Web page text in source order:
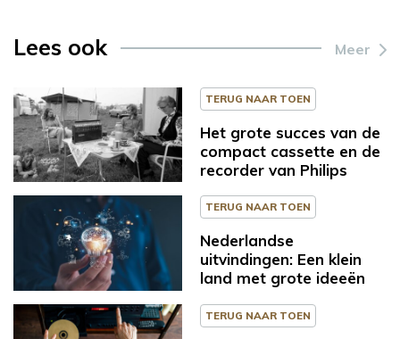
Lees ook Meer
TERUG NAAR TOEN
Het grote succes van de
compact cassette en de
recorder van Philips
TERUG NAAR TOEN
Nederlandse
uitvindingen: Een klein
land met grote ideeën
TERUG NAAR TOEN